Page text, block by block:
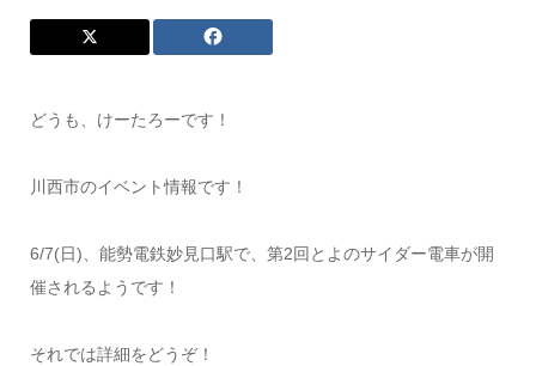
どうも、けーたろーです！
川西市のイベント情報です！
6/7(日)、能勢電鉄妙見口駅で、第2回とよのサイダー電車が開
催されるようです！
それでは詳細をどうぞ！